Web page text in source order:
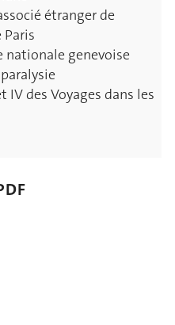
étranger de
Paris
nationale genevoise
des Voyages dans les